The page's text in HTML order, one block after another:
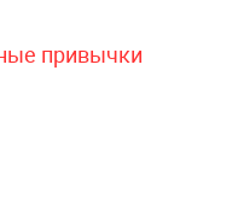
привычки